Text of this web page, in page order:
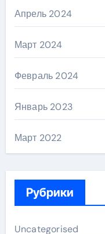
Апрель 2024
Март 2024
Февраль 2024
Январь 2023
Март 2022
Рубрики
Uncategorised